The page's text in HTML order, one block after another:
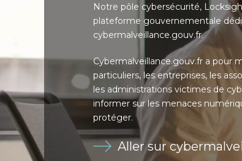
Notre pôle cybersécurité,
plateforme gouvernementale
cybermalveillance.gouv.fr.
Cybermalveillance.gouv.fr a pour
particuliers, les entreprises, les
les administrations victimes de
informer sur les menaces
protéger.
Aller sur